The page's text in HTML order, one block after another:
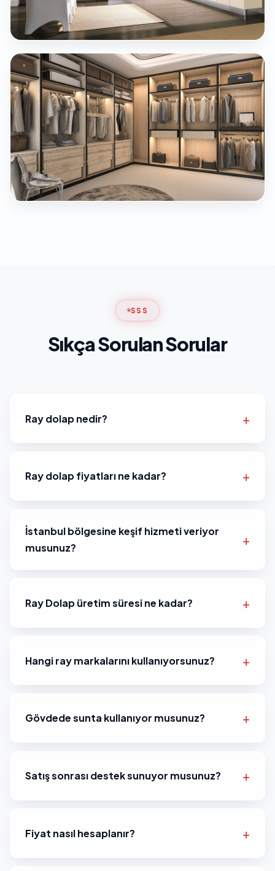
SSS
Sıkça Sorulan Sorular
Ray dolap nedir?
Ray dolap fiyatları ne kadar?
İstanbul bölgesine keşif hizmeti veriyor
musunuz?
Ray Dolap üretim süresi ne kadar?
Hangi ray markalarını kullanıyorsunuz?
Gövdede sunta kullanıyor musunuz?
Satış sonrası destek sunuyor musunuz?
Fiyat nasıl hesaplanır?